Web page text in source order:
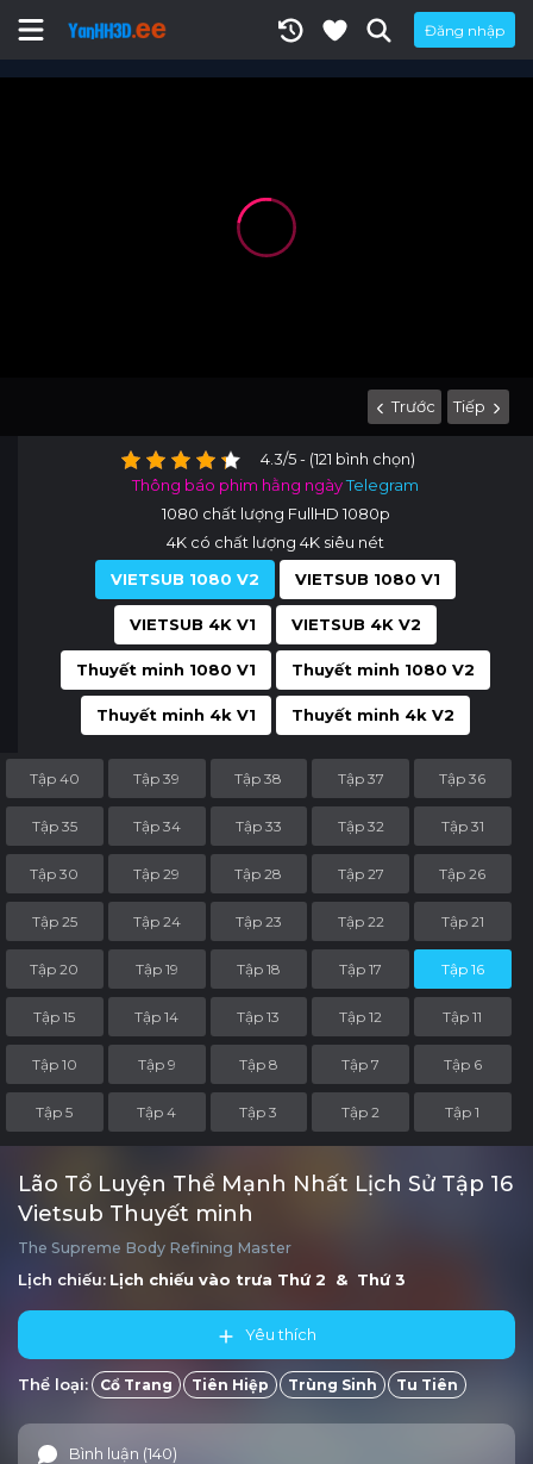
Đăng nhập
Trước Tiếp
4.3/5 - (121 bình chọn)
Thông báo phim hằng ngàyTelegram
1080 chất lượng FullHD 1080p
4K có chất lượng 4K siêu nét
VIETSUB 1080 V2
VIETSUB 1080 V1
VIETSUB 4K V1 VIETSUB 4K V2
Thuyết minh 1080 V1 Thuyết minh 1080 V2
Thuyết minh 4k V1 Thuyết minh 4k V2
Tập 40 Tập 39 Tập 38 Tập 37 Tập 36
Tập 35 Tập 34 Tập 33 Tập 32 Tập 31
Tập 30 Tập 29 Tập 28 Tập 27 Tập 26
Tập 25 Tập 24 Tập 23 Tập 22 Tập 21
Tập 20 Tập 19 Tập 18 Tập 17 Tập 16
Tập 15 Tập 14 Tập 13 Tập 12 Tập 11
Tập 10 Tập 9 Tập 8 Tập 7 Tập 6
Tập 5 Tập 4 Tập 3 Tập 2 Tập 1
Lão Tổ Luyện Thể Mạnh Nhất Lịch Sử Tập 16
Vietsub Thuyết minh
The Supreme Body Refining Master
Lịch chiếu: Lịch chiếu vào trưa Thứ 2 & Thứ 3
Yêu thích
Thể loại: Cổ Trang Tiên Hiệp Trùng Sinh Tu Tiên
Bình luận (140)